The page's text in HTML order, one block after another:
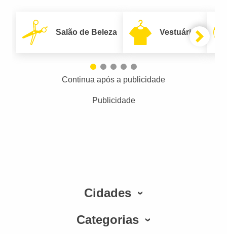
Salão de Beleza Vestuário
Continua após a publicidade
Publicidade
Cidades
Categorias